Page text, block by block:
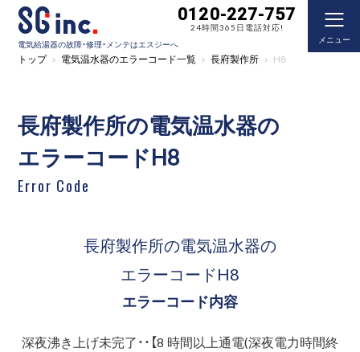
電気給湯器の故障・修理・メンテはエスジーへ
0120-227-757
24時間365日電話対応!
メニュー
トップ 電気温水器のエラーコード一覧 長府製作所 H8
長府製作所の電気温水器の
エラーコードH8
Error Code
長府製作所の電気温水器の
エラーコードH8
エラーコード内容
深夜沸き上げ未完了・・【8 時間以上通電(深夜電力時間終